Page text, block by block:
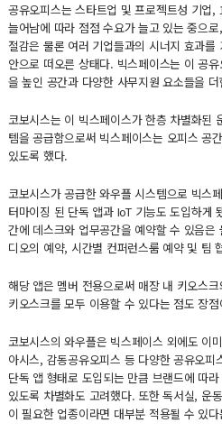
공유오피스는 스타트업 및 프로젝트성 기업,
늘어남에 따라 점점 수요가 늘고 있는 중으
절감은 물론 여러 기업들과의 시너지 효과
안으로 떠오른 상태다. 빅스페이스는 이 공
을 높인 공간과 다양한 사무지원 요소들을
코보시스는 이 빅스페이스가 한층 차별화된
템을 공급함으로써 빅스페이스는 오피스 공
있도록 했다.
코보시스가 공급한 와우플 시스템으로 빅스
터마이징 된 단독 앱과 IoT 기능도 도입하게
간에 데스크와 업무공간을 예약할 수 있음
디오의 예약, 시간별 컨퍼런스룸 예약 및 팀
해당 앱은 멤버 전용으로써 매장 내 키오스
키오스크를 모두 이용할 수 있다는 점도 장점
코보시스의 와우플은 빅스페이스 외에도 이
아시스, 감동공유오피스 등 다양한 공유오
단독 앱 형태로 도입되는 만큼 브랜드에 따
있도록 차별화도 고려했다. 또한 독서실, 운
이 필요한 업종이라면 대부분 적용될 수 있